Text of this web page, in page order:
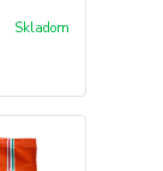
Skladom